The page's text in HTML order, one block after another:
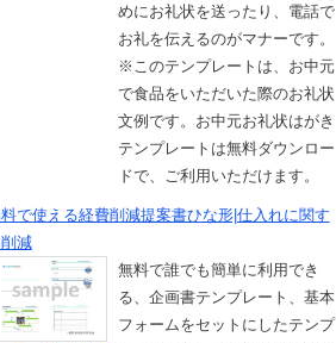
めにお礼状を送ったり、電話で
お礼を伝えるのがマナーです。
※このテンプレートは、お中元
で食品をいただいた際のお礼状
文例です。お中元お礼状はがき
テンプレートは無料ダウンロー
ドで、ご利用いただけます。
で使える経費削減提案書ひな形|仕入れに関す
減
無料で誰でも簡単に利用でき
る、企画書テンプレート、基本
フォームをセットにしたテンプ